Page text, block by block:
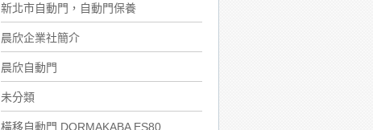
新北市自動門，自動門保養
晨欣企業社簡介
晨欣自動門
未分類
橫移自動門 DORMAKABA ES80